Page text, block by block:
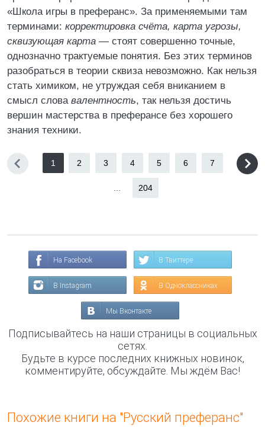
«Школа игры в преферанс». За применяемыми там
терминами: корректировка счёта, карта угрозы,
сквизующая карта ― стоят совершенно точные,
однозначно трактуемые понятия. Без этих терминов
разобраться в теории сквиза невозможно. Как нельзя
стать химиком, не утруждая себя вниканием в
смысл слова валентность, так нельзя достичь
вершин мастерства в преферансе без хорошего
знания техники.
1 2 3 4 5 6 7
204
На Facebook В Твиттере
В Instagram В Одноклассниках
Мы Вконтакте
Подписывайтесь на наши страницы в социальных
сетях.
Будьте в курсе последних книжных новинок,
комментируйте, обсуждайте. Мы ждём Вас!
Похожие книги на "Русский преферанс"